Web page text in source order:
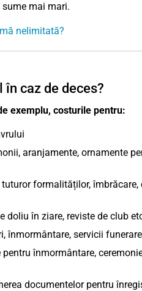
mai mari.
nelimitată?
caz de deces?
exemplu, costurile pentru:
aranjamente, ornamente
formalităților, îmbrăcare,
doliu în ziare, reviste de club
înmormântare, servicii
înmormântare,
documentelor pentru